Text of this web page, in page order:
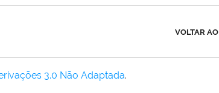
VOLTAR
3.0 Não Adaptada.